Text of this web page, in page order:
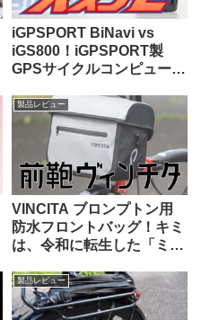
iGPSPORT BiNavi vs
iGS800！iGPSPORT製
GPSサイクルコンピュータ
製品レビュー
VINCITA ブロンプトン用
防水フロントバッグ！キミ
は、令和に転生した「ミニ
製品レビュー